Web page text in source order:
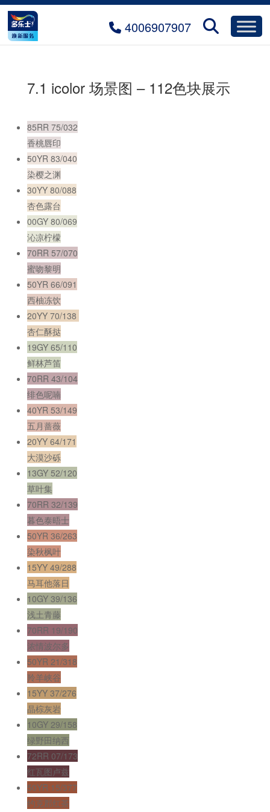
4006907907
7.1 icolor 场景图 – 112色块展示
85RR 75/032
香桃唇印
50YR 83/040
染樱之渊
30YY 80/088
杏色露台
00GY 80/069
沁凉柠檬
70RR 57/070
蜜吻黎明
50YR 66/091
西柚冻饮
20YY 70/138
杏仁酥挞
19GY 65/110
鲜林芦笛
70RR 43/104
绯色呢喃
40YR 53/149
五月蔷薇
20YY 64/171
大漠沙砾
13GY 52/120
草叶集
70RR 32/139
暮色泰晤士
50YR 36/263
染秋枫叶
15YY 49/288
马耳他落日
10GY 39/136
浅土青藤
70RR 19/190
浓情波尔多
50YR 21/318
羚羊峡谷
15YY 37/276
晶棕灰岩
10GY 29/158
绿野田纳西
72RR 07/173
红瓦图卢兹
50YR 15/377
约克郡红茶